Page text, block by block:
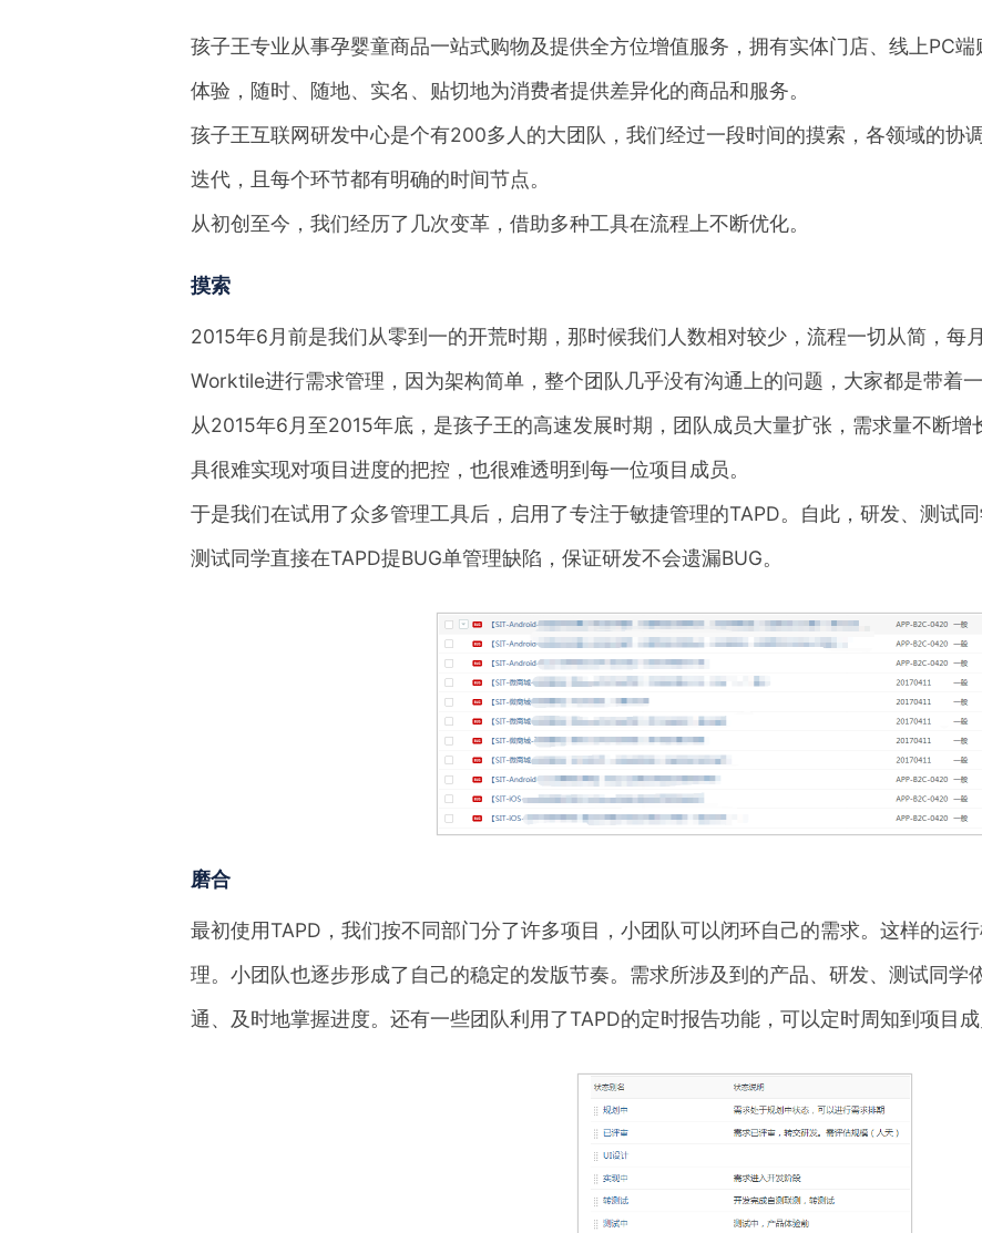
孩子王专业从事孕婴童商品一站式购物及提供全方位增值服务，拥有实体门店、线上PC
体验，随时、随地、实名、贴切地为消费者提供差异化的商品和服务。
孩子王互联网研发中心是个有200多人的大团队，我们经过一段时间的摸索，各领域的协
迭代，且每个环节都有明确的时间节点。
从初创至今，我们经历了几次变革，借助多种工具在流程上不断优化。
摸索
2015年6月前是我们从零到一的开荒时期，那时候我们人数相对较少，流程一切从简，每
Worktile进行需求管理，因为架构简单，整个团队几乎没有沟通上的问题，大家都是带着
从2015年6月至2015年底，是孩子王的高速发展时期，团队成员大量扩张，需求量不断增
具很难实现对项目进度的把控，也很难透明到每一位项目成员。
于是我们在试用了众多管理工具后，启用了专注于敏捷管理的TAPD。自此，研发、测试
测试同学直接在TAPD提BUG单管理缺陷，保证研发不会遗漏BUG。
磨合
最初使用TAPD，我们按不同部门分了许多项目，小团队可以闭环自己的需求。这样的运
理。小团队也逐步形成了自己的稳定的发版节奏。需求所涉及到的产品、研发、测试同学
通、及时地掌握进度。还有一些团队利用了TAPD的定时报告功能，可以定时周知到项目成